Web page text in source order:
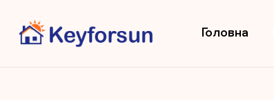
Головна